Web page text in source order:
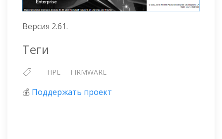
Версия 2.61.
Теги
HPE FIRMWARE
💰 Поддержать проект